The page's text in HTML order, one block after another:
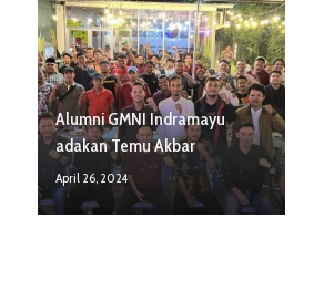
Alumni GMNI Indramayu
adakan Temu Akbar
April 26, 2024